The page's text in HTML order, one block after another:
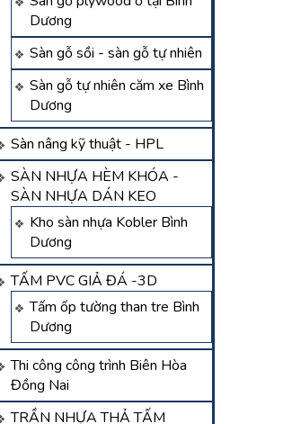
Dương
Sàn gỗ sồi - sàn gỗ tự nhiên
Sàn gỗ tự nhiên căm xe Bình
Dương
Sàn nâng kỹ thuật - HPL
SÀN NHỰA HÈM KHÓA -
SÀN NHỰA DÁN KEO
Kho sàn nhựa Kobler Bình
Dương
TẤM PVC GIẢ ĐÁ -3D
Tấm ốp tường than tre Bình
Dương
Thi công công trình Biên Hòa
Đồng Nai
TRẦN NHỰA THẢ TẤM